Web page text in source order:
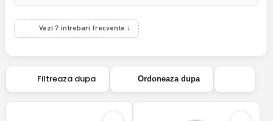
360°.
Smart AI pentru detectie persoane/vehicule, format
dome sau bullet rezistent la vandalism (IK10). VIGI
C340, C440-W si C345 sunt alegeri frecvente pentru
magazine, depozite si birouri.
Vezi 7 intrebari frecvente ↓
Filtreaza dupa Ordoneaza dupa